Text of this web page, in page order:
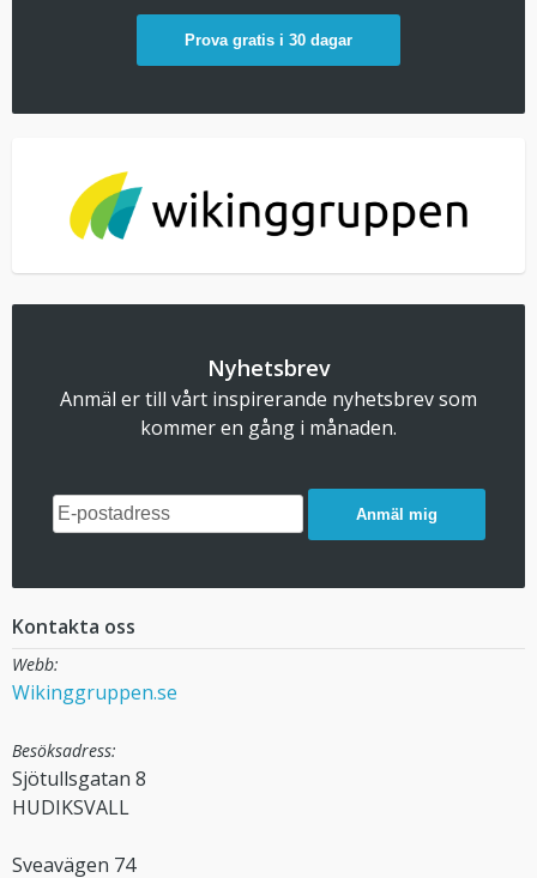
Prova gratis i 30 dagar
Nyhetsbrev
Anmäl er till vårt inspirerande nyhetsbrev som
kommer en gång i månaden.
Anmäl mig
Kontakta oss
Webb:
Wikinggruppen.se
Besöksadress:
Sjötullsgatan 8
HUDIKSVALL
Sveavägen 74